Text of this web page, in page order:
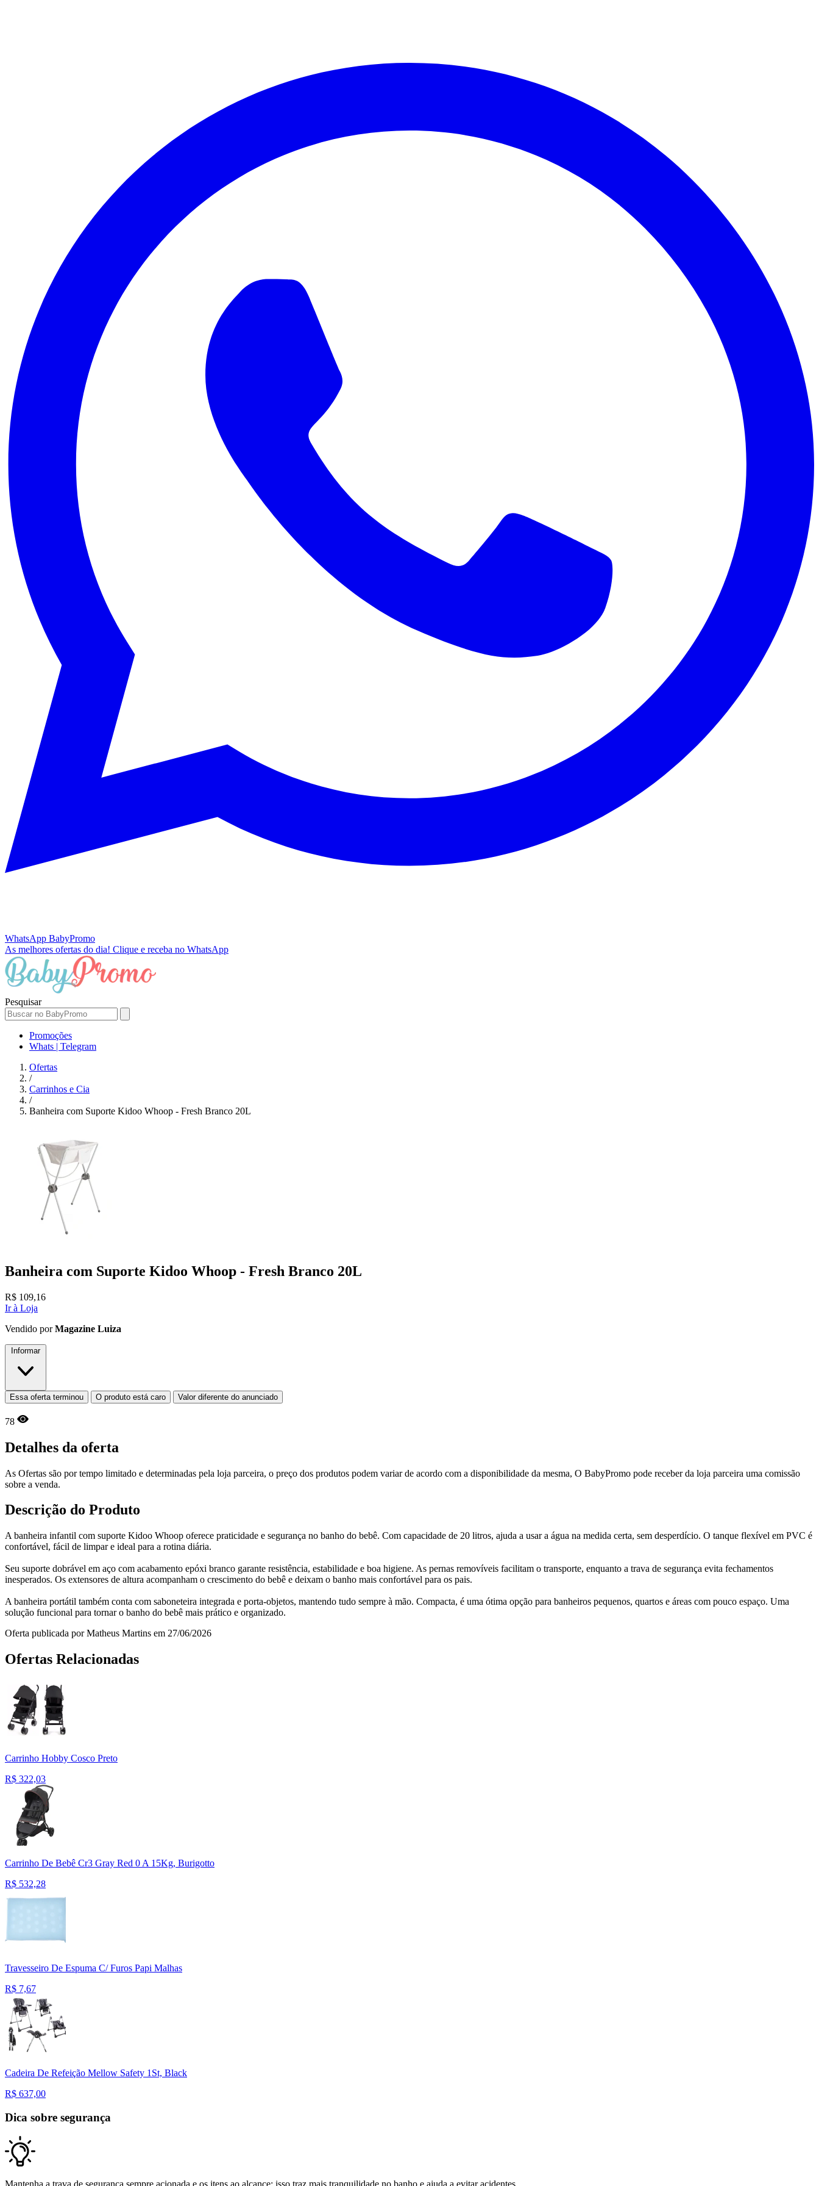
WhatsApp BabyPromo
As melhores ofertas do dia! Clique e receba no WhatsApp
Pesquisar
Promoções
Whats | Telegram
Ofertas
/
Carrinhos e Cia
/
Banheira com Suporte Kidoo Whoop - Fresh Branco 20L
Banheira com Suporte Kidoo Whoop - Fresh Branco 20L
R$ 109,16
Ir à Loja
Vendido porMagazine Luiza
Informar
Essa oferta terminou O produto está caro Valor diferente do anunciado
78
Detalhes da oferta
As Ofertas são por tempo limitado e determinadas pela loja parceira, o preço dos produtos podem variar de acordo com a disponibilidade da mesma, O BabyPromo pode receber da loja parceira uma comissão
sobre a venda.
Descrição do Produto
A banheira infantil com suporte Kidoo Whoop oferece praticidade e segurança no banho do bebê. Com capacidade de 20 litros, ajuda a usar a água na medida certa, sem desperdício. O tanque flexível em PVC é
confortável, fácil de limpar e ideal para a rotina diária.
Seu suporte dobrável em aço com acabamento epóxi branco garante resistência, estabilidade e boa higiene. As pernas removíveis facilitam o transporte, enquanto a trava de segurança evita fechamentos
inesperados. Os extensores de altura acompanham o crescimento do bebê e deixam o banho mais confortável para os pais.
A banheira portátil também conta com saboneteira integrada e porta-objetos, mantendo tudo sempre à mão. Compacta, é uma ótima opção para banheiros pequenos, quartos e áreas com pouco espaço. Uma
solução funcional para tornar o banho do bebê mais prático e organizado.
Oferta publicada por Matheus Martins em 27/06/2026
Ofertas Relacionadas
Carrinho Hobby Cosco Preto
R$ 322,03
Carrinho De Bebê Cr3 Gray Red 0 A 15Kg, Burigotto
R$ 532,28
Travesseiro De Espuma C/ Furos Papi Malhas
R$ 7,67
Cadeira De Refeição Mellow Safety 1St, Black
R$ 637,00
Dica sobre segurança
Mantenha a trava de segurança sempre acionada e os itens ao alcance: isso traz mais tranquilidade no banho e ajuda a evitar acidentes.